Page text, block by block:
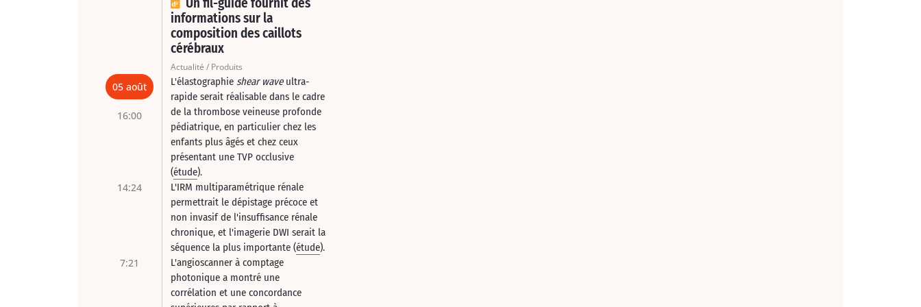
informations sur la
composition des caillots
cérébraux
Actualité / Produits
05 août
16:00
L'élastographie shear waveultra-
rapide serait réalisable dans le cadre
de la thrombose veineuse profonde
pédiatrique, en particulier chez les
enfants plus âgés et chez ceux
présentant une TVP occlusive
(étude).
14:24
L'IRM multiparamétrique rénale
permettrait le dépistage précoce et
non invasif de l'insuffisance rénale
chronique, et l'imagerie DWI serait la
séquence la plus importante (étude).
7:21
L'angioscanner à comptage
photonique a montré une
corrélation et une concordance